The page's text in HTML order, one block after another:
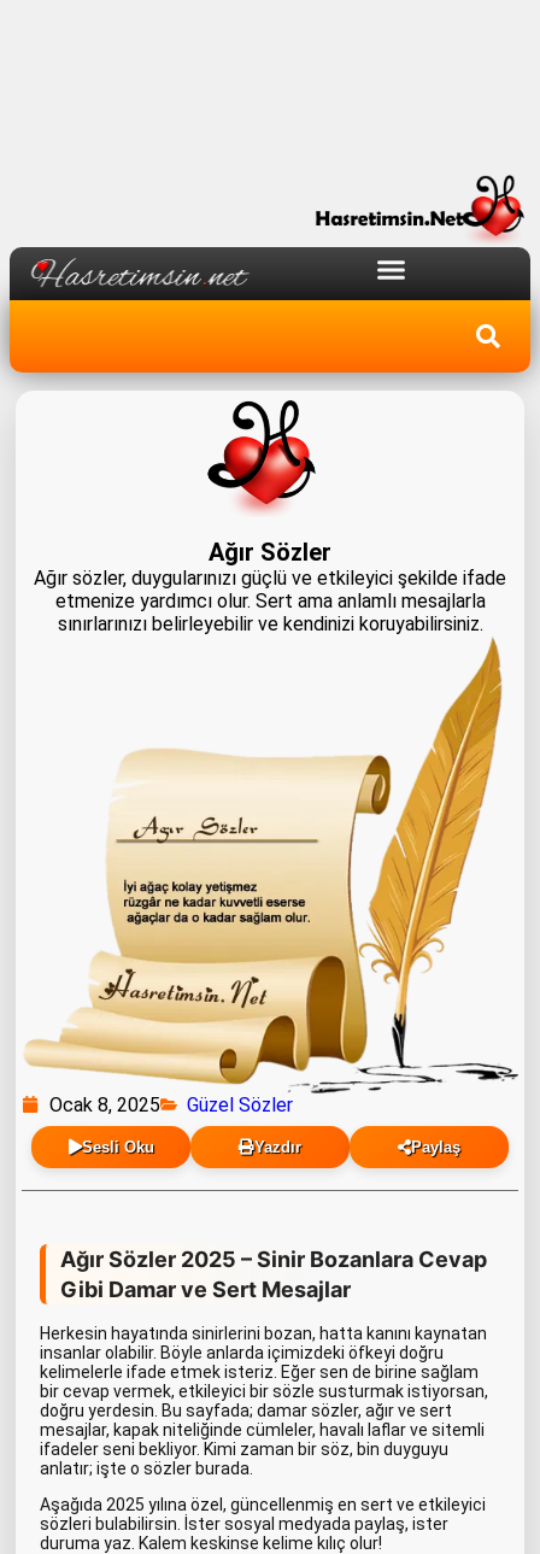
Ağır Sözler
Ağır sözler, duygularınızı güçlü ve etkileyici şekilde ifade
etmenize yardımcı olur. Sert ama anlamlı mesajlarla
sınırlarınızı belirleyebilir ve kendinizi koruyabilirsiniz.
Ocak 8, 2025 Güzel Sözler
Sesli Oku Yazdır Paylaş
Ağır Sözler 2025 – Sinir Bozanlara Cevap
Gibi Damar ve Sert Mesajlar
Herkesin hayatında sinirlerini bozan, hatta kanını kaynatan
insanlar olabilir. Böyle anlarda içimizdeki öfkeyi doğru
kelimelerle ifade etmek isteriz. Eğer sen de birine sağlam
bir cevap vermek, etkileyici bir sözle susturmak istiyorsan,
doğru yerdesin. Bu sayfada; damar sözler, ağır ve sert
mesajlar, kapak niteliğinde cümleler, havalı laflar ve sitemli
ifadeler seni bekliyor. Kimi zaman bir söz, bin duyguyu
anlatır; işte o sözler burada.
Aşağıda 2025 yılına özel, güncellenmiş en sert ve etkileyici
sözleri bulabilirsin. İster sosyal medyada paylaş, ister
duruma yaz. Kalem keskinse kelime kılıç olur!